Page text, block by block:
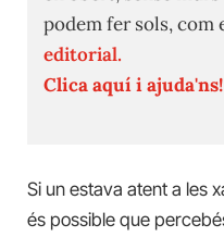
podem fer sols, com
editorial.
Clica aquí i ajuda'ns!
Si un estava atent a les
és possible que